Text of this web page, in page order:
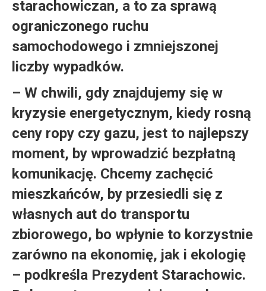
starachowiczan, a to za sprawą
ograniczonego ruchu
samochodowego i zmniejszonej
liczby wypadków.
– W chwili, gdy znajdujemy się w
kryzysie energetycznym, kiedy rosną
ceny ropy czy gazu, jest to najlepszy
moment, by wprowadzić bezpłatną
komunikację. Chcemy zachęcić
mieszkańców, by przesiedli się z
własnych aut do transportu
zbiorowego, bo wpłynie to korzystnie
zarówno na ekonomię, jak i ekologię
– podkreśla Prezydent Starachowic.